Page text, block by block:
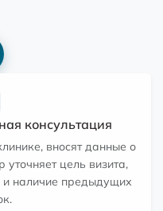
консультация
вносят данные о
уточняет цель визита,
и наличие предыдущих